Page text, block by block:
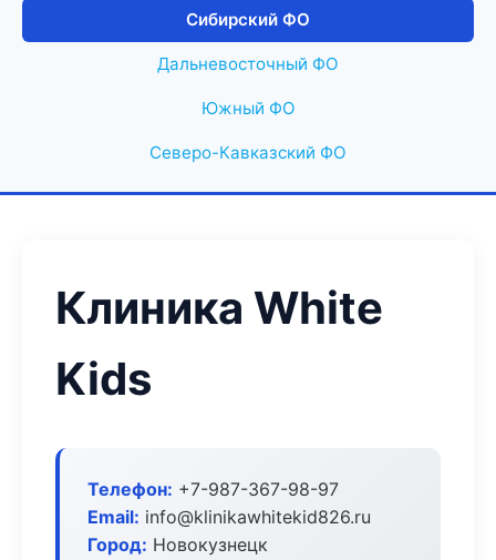
Сибирский ФО
Дальневосточный ФО
Южный ФО
Северо-Кавказский ФО
Клиника White
Kids
Телефон: +7-987-367-98-97
Email: info@klinikawhitekid826.ru
Город: Новокузнецк